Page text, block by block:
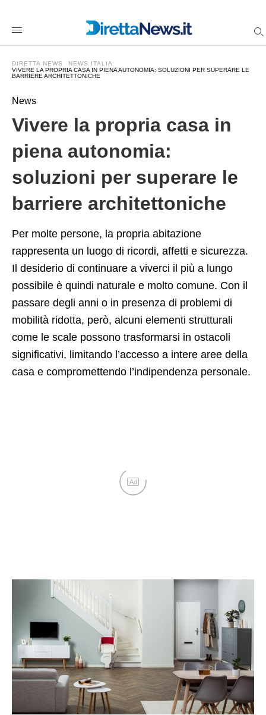
/2025/11/27/vivere-
casa-
piena-
soluzioni-
per-
superare-
architettoniche/amp/
DIRETTA NEWS
NEWS ITALIA
VIVERE LA PROPRIA CASA IN PIENA AUTONOMIA: SOLUZIONI PER SUPERARE LE
BARRIERE ARCHITETTONICHE
News
Vivere la propria casa in
piena autonomia:
soluzioni per superare le
barriere architettoniche
Per molte persone, la propria abitazione
rappresenta un luogo di ricordi, affetti e sicurezza.
Il desiderio di continuare a viverci il più a lungo
possibile è quindi naturale e molto comune. Con il
passare degli anni o in presenza di problemi di
mobilità ridotta, però, alcuni elementi strutturali
come le scale possono trasformarsi in ostacoli
significativi, limitando l’accesso a intere aree della
casa e compromettendo l’indipendenza personale.
Ad